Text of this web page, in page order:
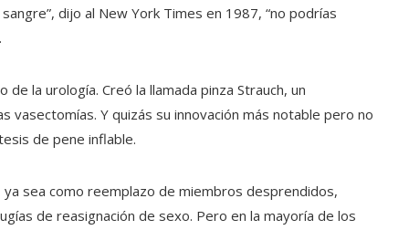
dijo al New York Times en 1987, “no podrías
la urología. Creó la llamada pinza Strauch, un
vasectomías. Y quizás su innovación más notable pero no
de pene inflable.
sea como reemplazo de miembros desprendidos,
de reasignación de sexo. Pero en la mayoría de los